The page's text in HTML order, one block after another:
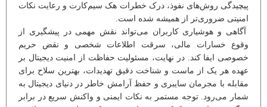
پیچیدگی روش‌های نفوذ، درک خطرات هک سیم‌کارت و رعایت نکات
امنیتی ضروری‌تر از همیشه شده است.
آگاهی و هوشیاری کاربران می‌تواند نقش مهمی در پیشگیری از
وقوع خسارات مالی، سرقت اطلاعات شخصی و نقض حریم
خصوصی ایفا کند. در نهایت، مسئولیت حفاظت از امنیت دیجیتال بر
عهده هر یک از ماست و شناخت دقیق تهدیدات، بهترین سلاح برای
مقابله با مجرمان سایبری و حفظ آرامش خاطر در دنیای دیجیتال به
شمار می‌رود. توجه مستمر به نکات ایمنی و واکنش سریع در برابر